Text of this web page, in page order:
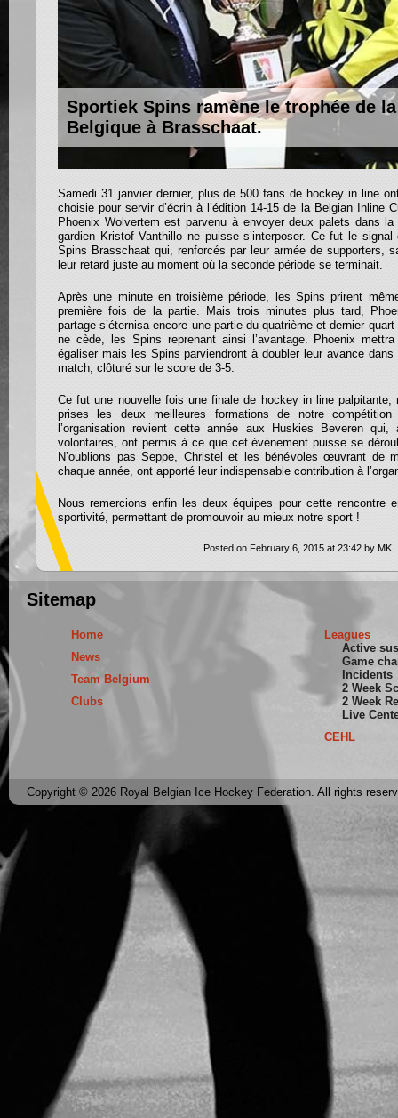
Sportiek Spins ramène le trophée de
Belgique à Brasschaat.
Samedi 31 janvier dernier, plus de 500 fans de hockey in line
choisie pour servir d’écrin à l’édition 14-15 de la Belgian Inline
Phoenix Wolvertem est parvenu à envoyer deux palets dans
gardien Kristof Vanthillo ne puisse s’interposer. Ce fut le
Spins Brasschaat qui, renforcés par leur armée de supporters,
leur retard juste au moment où la seconde période se terminait.
Après une minute en troisième période, les Spins prirent
première fois de la partie. Mais trois minutes plus tard,
partage s’éternisa encore une partie du quatrième et dernier
ne cède, les Spins reprenant ainsi l’avantage. Phoenix
égaliser mais les Spins parviendront à doubler leur avance
match, clôturé sur le score de 3-5.
Ce fut une nouvelle fois une finale de hockey in line
prises les deux meilleures formations de notre
l’organisation revient cette année aux Huskies Beveren
volontaires, ont permis à ce que cet événement puisse se
N’oublions pas Seppe, Christel et les bénévoles œuvrant de
chaque année, ont apporté leur indispensable contribution à
Nous remercions enfin les deux équipes pour cette rencontre
sportivité, permettant de promouvoir au mieux notre
Posted on February 6, 2015 at 23:42 by MK
Sitemap
Home
News
Team Belgium
Clubs
Leagues
Active
Game
Incidents
2 Week
2 Week
Live
CEHL
Copyright © 2026 Royal Belgian Ice Hockey Federation. All rights